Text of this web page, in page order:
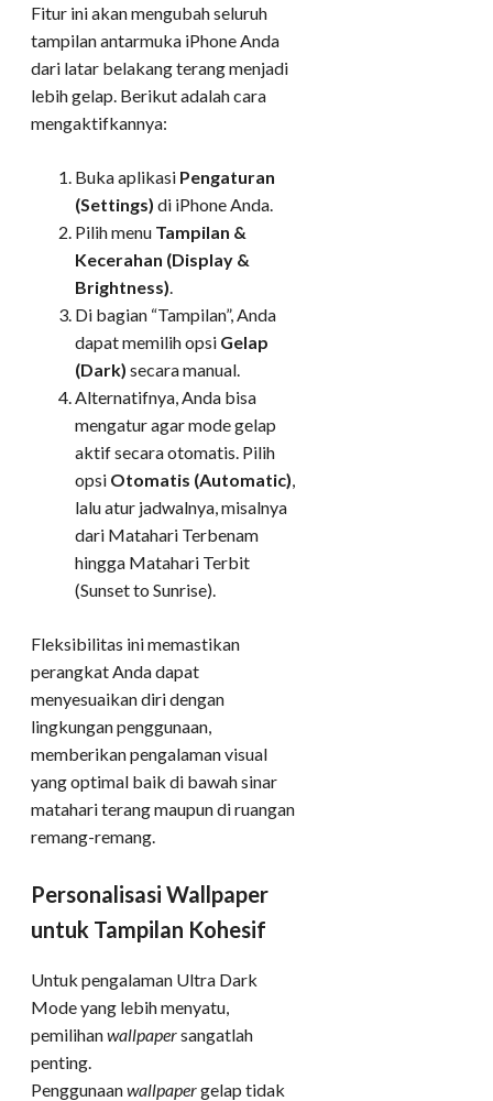
Fitur ini akan mengubah seluruh
tampilan antarmuka iPhone Anda
dari latar belakang terang menjadi
lebih gelap. Berikut adalah cara
mengaktifkannya:
Buka aplikasi Pengaturan
(Settings) di iPhone Anda.
Pilih menu Tampilan &
Kecerahan (Display &
Brightness).
Di bagian “Tampilan”, Anda
dapat memilih opsi Gelap
(Dark) secara manual.
Alternatifnya, Anda bisa
mengatur agar mode gelap
aktif secara otomatis. Pilih
opsi Otomatis (Automatic),
lalu atur jadwalnya, misalnya
dari Matahari Terbenam
hingga Matahari Terbit
(Sunset to Sunrise).
Fleksibilitas ini memastikan
perangkat Anda dapat
menyesuaikan diri dengan
lingkungan penggunaan,
memberikan pengalaman visual
yang optimal baik di bawah sinar
matahari terang maupun di ruangan
remang-remang.
Personalisasi Wallpaper
untuk Tampilan Kohesif
Untuk pengalaman Ultra Dark
Mode yang lebih menyatu,
pemilihanwallpapersangatlah
penting.
Penggunaanwallpapergelap tidak